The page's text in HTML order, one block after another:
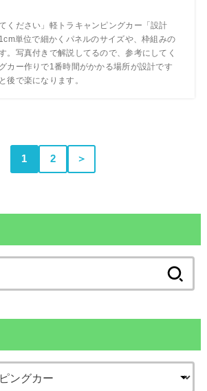
ください」軽トラキャンピングカー「設計
単位で細かくパネルのサイズや、枠組みの
。写真付きで解説してるので、参考にしてく
カー作りで1番時間がかかる場所が設計です
後で楽になります。
1 2 ＞
索: